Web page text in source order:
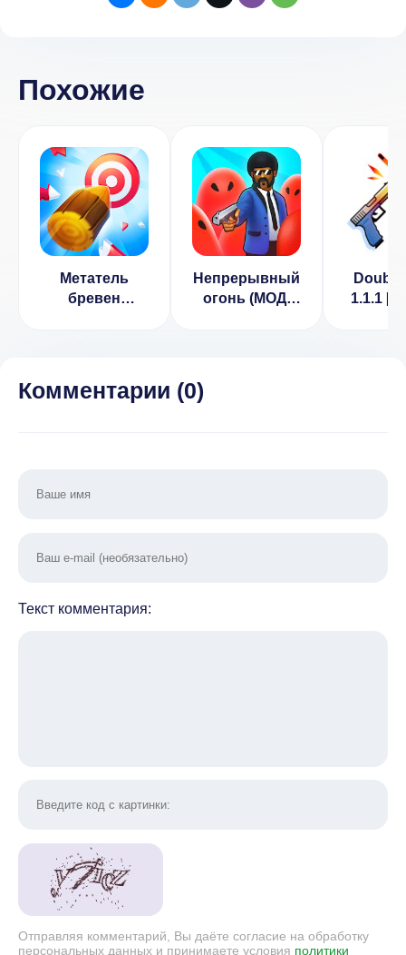
Похожие
Метатель
бревен
Непрерывный
огонь (МОД,
1.1.1
Комментарии (0)
Текст комментария:
Отправляя комментарий, Вы даёте согласие на обработку
персональных данных и принимаете условия политики